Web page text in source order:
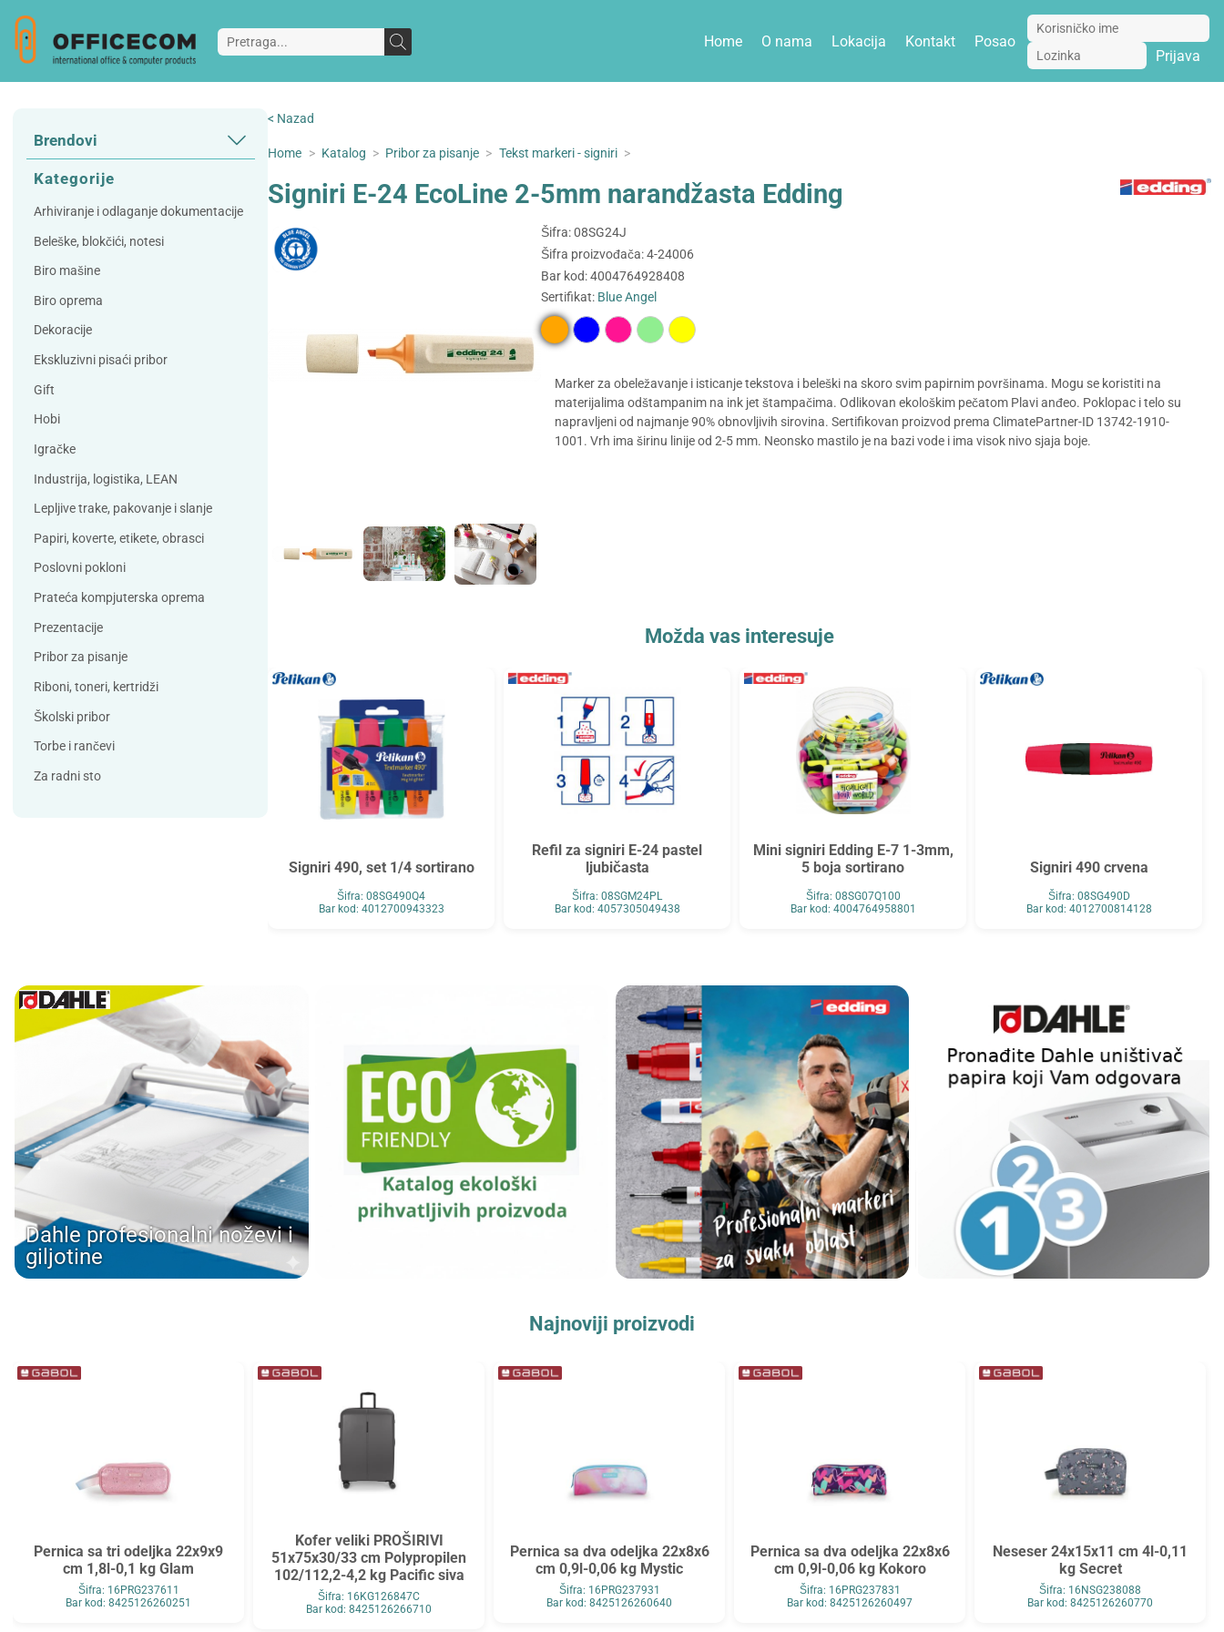
Home O nama Lokacija Kontakt
Posao
Prijava
Brendovi
3L
A Plus
Accessories
AD
Alco
Artoz
Bene
Bordlite
Carand'ache
Cleanrange
Debatin
Duracell
ELBA
Eleven
Elix Clean
Falken
Flieger
Fun Range
Han
Herma
HJP
Horse
Info Notes
Oxford
Panasonic
Paper+Design
Pelikan
Premijer
Retype
Ridgeback
Skrebba
Skullcandy
Solali
Speed Link
Tarifold
Top2000
Tymos
Kategorije
Arhiviranje i odlaganje dokumentacije
Beleške, blokčići, notesi
Biro mašine
Biro oprema
Dekoracije
Ekskluzivni pisaći pribor
Gift
Hobi
Igračke
Industrija, logistika, LEAN
Lepljive trake, pakovanje i slanje
Papiri, koverte, etikete, obrasci
Poslovni pokloni
Prateća kompjuterska oprema
Prezentacije
Pribor za pisanje
Riboni, toneri, kertridži
Školski pribor
Torbe i rančevi
Za radni sto
< Nazad
Home > Katalog > Pribor za pisanje > Tekst markeri - signiri >
Signiri E-24 EcoLine 2-5mm narandžasta Edding
Šifra: 08SG24J
Šifra proizvođača: 4-24006
Bar kod: 4004764928408
Sertifikat: Blue Angel
Marker za obeležavanje i isticanje tekstova i beleški na skoro svim papirnim površinama. Mogu se koristiti na
materijalima odštampanim na ink jet štampačima. Odlikovan ekološkim pečatom Plavi anđeo. Poklopac i telo su
napravljeni od najmanje 90% obnovljivih sirovina. Sertifikovan proizvod prema ClimatePartner-ID 13742-1910-
1001. Vrh ima širinu linije od 2-5 mm. Neonsko mastilo je na bazi vode i ima visok nivo sjaja boje.
Možda vas interesuje
Signiri 490, set 1/4 sortirano
Šifra: 08SG490Q4
Bar kod: 4012700943323
Refil za signiri E-24 pastel
ljubičasta
Šifra: 08SGM24PL
Bar kod: 4057305049438
Mini signiri Edding E-7 1-3mm,
5 boja sortirano
Šifra: 08SG07Q100
Bar kod: 4004764958801
Signiri 490 crvena
Šifra: 08SG490D
Bar kod: 4012700814128
Dahle profesionalni noževi i
giljotine
Najnoviji proizvodi
Pernica sa tri odeljka 22x9x9
cm 1,8l-0,1 kg Glam
Šifra: 16PRG237611
Bar kod: 8425126260251
Kofer veliki PROŠIRIVI
51x75x30/33 cm Polypropilen
102/112,2-4,2 kg Pacific siva
Šifra: 16KG126847C
Bar kod: 8425126266710
Pernica sa dva odeljka 22x8x6
cm 0,9l-0,06 kg Mystic
Šifra: 16PRG237931
Bar kod: 8425126260640
Pernica sa dva odeljka 22x8x6
cm 0,9l-0,06 kg Kokoro
Šifra: 16PRG237831
Bar kod: 8425126260497
Neseser 24x15x11 cm 4l-0,11
kg Secret
Šifra: 16NSG238088
Bar kod: 8425126260770